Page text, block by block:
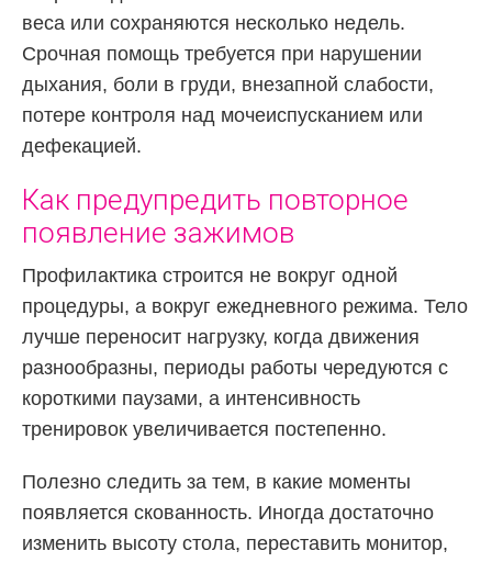
веса или сохраняются несколько недель.
Срочная помощь требуется при нарушении
дыхания, боли в груди, внезапной слабости,
потере контроля над мочеиспусканием или
дефекацией.
Как предупредить повторное
появление зажимов
Профилактика строится не вокруг одной
процедуры, а вокруг ежедневного режима. Тело
лучше переносит нагрузку, когда движения
разнообразны, периоды работы чередуются с
короткими паузами, а интенсивность
тренировок увеличивается постепенно.
Полезно следить за тем, в какие моменты
появляется скованность. Иногда достаточно
изменить высоту стола, переставить монитор,